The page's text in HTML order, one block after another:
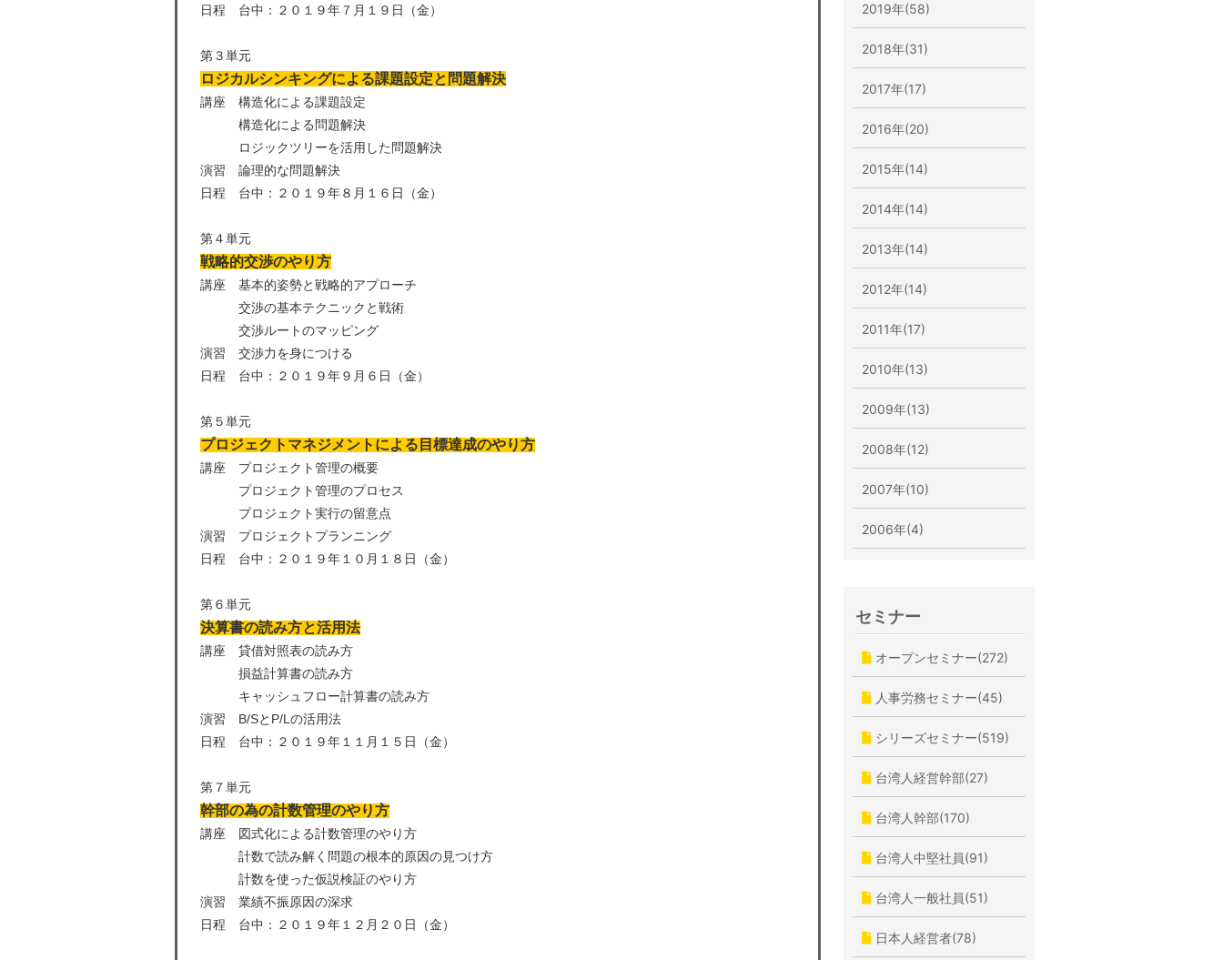
日程 台中：２０１９年７月１９日（金）
第３単元
ロジカルシンキングによる課題設定と問題解決
講座 構造化による課題設定
構造化による問題解決
ロジックツリーを活用した問題解決
演習 論理的な問題解決
日程 台中：２０１９年８月１６日（金）
第４単元
戦略的交渉のやり方
講座 基本的姿勢と戦略的アプローチ
交渉の基本テクニックと戦術
交渉ルートのマッピング
演習 交渉力を身につける
日程 台中：２０１９年９月６日（金）
第５単元
プロジェクトマネジメントによる目標達成のやり方
講座 プロジェクト管理の概要
プロジェクト管理のプロセス
プロジェクト実行の留意点
演習 プロジェクトプランニング
日程 台中：２０１９年１０月１８日（金）
第６単元
決算書の読み方と活用法
講座 貸借対照表の読み方
損益計算書の読み方
キャッシュフロー計算書の読み方
演習 B/SとP/Lの活用法
日程 台中：２０１９年１１月１５日（金）
第７単元
幹部の為の計数管理のやり方
講座 図式化による計数管理のやり方
計数で読み解く問題の根本的原因の見つけ方
計数を使った仮説検証のやり方
演習 業績不振原因の深求
日程 台中：２０１９年１２月２０日（金）
2019年(58)
2018年(31)
2017年(17)
2016年(20)
2015年(14)
2014年(14)
2013年(14)
2012年(14)
2011年(17)
2010年(13)
2009年(13)
2008年(12)
2007年(10)
2006年(4)
セミナー
オープンセミナー(272)
人事労務セミナー(45)
シリーズセミナー(519)
台湾人経営幹部(27)
台湾人幹部(170)
台湾人中堅社員(91)
台湾人一般社員(51)
日本人経営者(78)